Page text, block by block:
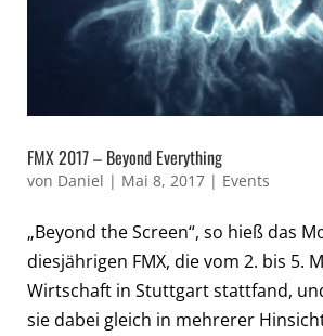
FMX 2017 – Beyond Everything
von Daniel | Mai 8, 2017 | Events
„Beyond the Screen“, so hieß das
diesjährigen FMX, die vom 2. bis 5.
Wirtschaft in Stuttgart stattfand,
sie dabei gleich in mehrerer